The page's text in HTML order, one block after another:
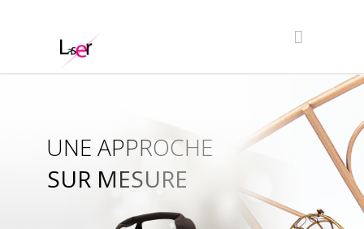
SUR MESURE
UNE APPROCHE